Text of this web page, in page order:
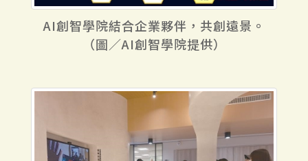
AI創智學院結合企業夥伴，共創遠景。
（圖／AI創智學院提供）